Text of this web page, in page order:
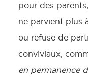
pour des
ne parvient plus
ou refuse de
conviviaux,
en permanence